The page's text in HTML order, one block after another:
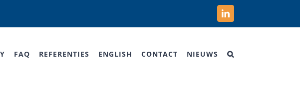
LinkedIn
FAQ REFERENTIES ENGLISH CONTACT NIEUWS